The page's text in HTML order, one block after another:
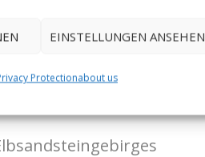
EINSTELLUNGEN ANSEHEN
Protectionabout us
Bernd